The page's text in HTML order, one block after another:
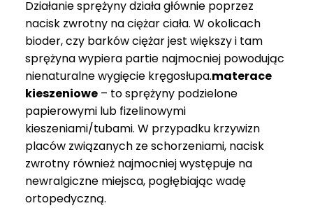
Działanie sprężyny działa głównie poprzez
nacisk zwrotny na ciężar ciała. W okolicach
bioder, czy barków ciężar jest większy i tam
sprężyna wypiera partie najmocniej powodując
nienaturalne wygięcie kręgosłupa.materace
kieszeniowe – to sprężyny podzielone
papierowymi lub fizelinowymi
kieszeniami/tubami. W przypadku krzywizn
placów związanych ze schorzeniami, nacisk
zwrotny również najmocniej występuje na
newralgiczne miejsca, pogłębiając wadę
ortopedyczną.